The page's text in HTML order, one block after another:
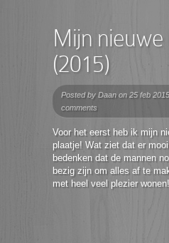
Mijn nieuwe
(2015)
Posted by Daan on 25 feb
comments
Voor het eerst heb ik mijn
plaatje! Wat ziet dat er
bedenken dat de mannen
bezig zijn om alles af te
met heel veel plezier wonen!